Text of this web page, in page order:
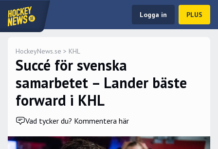
Logga in PLUS
HockeyNews.se > KHL
Succé för svenska
samarbetet – Lander bäste
forward i KHL
Vad tycker du? Kommentera här